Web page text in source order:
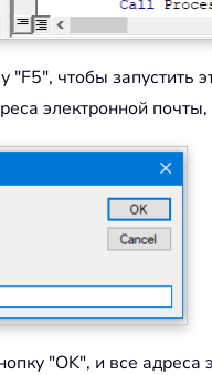
чтобы запустить
электронной
"OK", и все